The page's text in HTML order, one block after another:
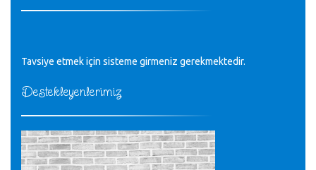
Tavsiye etmek için sisteme girmeniz gerekmektedir.
Destekleyenlerimiz